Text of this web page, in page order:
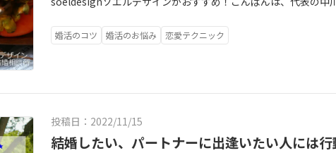
こで無人販売でお野菜を売っているのをみつけて、覗いてみま
銀杏、さつまいもシルクスイート以外は全部100円！ほかに土
ら、料理の腕前でその人を魅了することとありました。私事で
速して家でもいつも美味しいものを一緒に食べています。二人
も一緒に料理をすることが多く、食べる事についての会話も多
婚活のコツ 婚活のお悩み 恋愛テクニック
投稿日：2022/11/15
結婚したい、パートナーに出逢いたい人には行